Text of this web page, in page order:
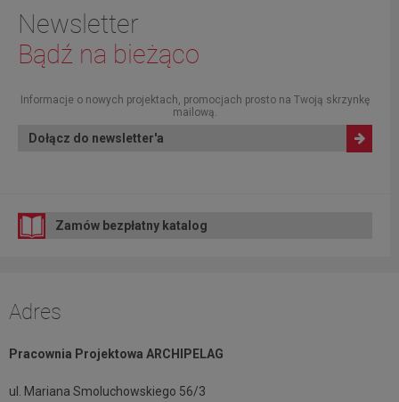
Newsletter
Bądź na bieżąco
Informacje o nowych projektach, promocjach prosto na Twoją skrzynkę
mailową.
Dołącz do newsletter'a
Zamów bezpłatny katalog
Adres
Pracownia Projektowa ARCHIPELAG
ul. Mariana Smoluchowskiego 56/3